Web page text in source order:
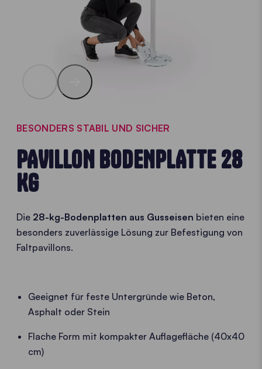
BESONDERS STABIL UND SICHER
PAVILLON BODENPLATTE 28
KG
Die 28-kg-Bodenplatten aus Gusseisen bieten eine
besonders zuverlässige Lösung zur Befestigung von
Faltpavillons.
Geeignet für feste Untergründe wie Beton,
Asphalt oder Stein
Flache Form mit kompakter Auflagefläche (40x40
cm)